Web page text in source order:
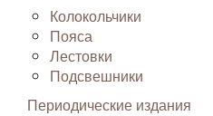
Колокольчики
Пояса
Лестовки
Подсвешники
Периодические издания